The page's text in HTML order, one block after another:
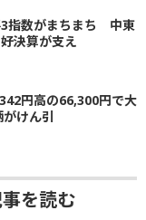
3指数がまちまち 中東
決算が支え
円高の66,300円で大
けん引
を読む